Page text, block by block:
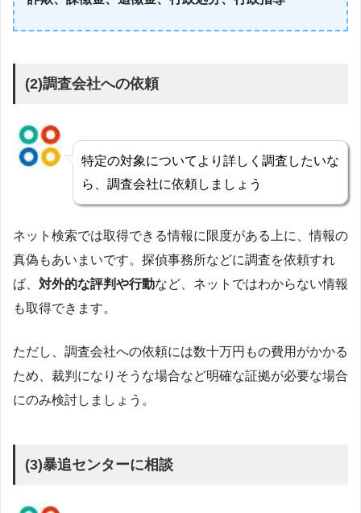
(2)調査会社への依頼
特定の対象についてより詳しく調査したいな
ら、調査会社に依頼しましょう
ネット検索では取得できる情報に限度がある上に、情報の
真偽もあいまいです。探偵事務所などに調査を依頼すれ
ば、 対外的な評判や行動など、ネットではわからない情報
も取得できます。
ただし、調査会社への依頼には数十万円もの費用がかかる
ため、裁判になりそうな場合など明確な証拠が必要な場合
にのみ検討しましょう。
(3)暴追センターに相談